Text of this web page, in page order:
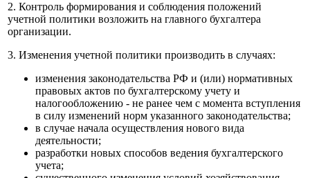
2. Контроль формирования и соблюдения положений
учетной политики возложить на главного бухгалтера
организации.
3. Изменения учетной политики производить в случаях:
изменения законодательства РФ и (или) нормативных
правовых актов по бухгалтерскому учету и
налогообложению - не ранее чем с момента вступления
в силу изменений норм указанного законодательства;
в случае начала осуществления нового вида
деятельности;
разработки новых способов ведения бухгалтерского
учета;